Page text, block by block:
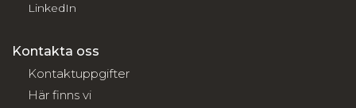
LinkedIn
Kontakta oss
Kontaktuppgifter
Här finns vi